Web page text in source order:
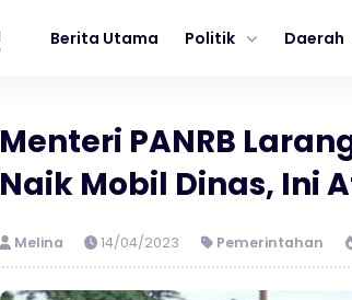
Berita Utama Politik Daerah
Menteri PANRB
Naik Mobil Dinas, Ini
Melina 14/04/2023 Pemerintahan